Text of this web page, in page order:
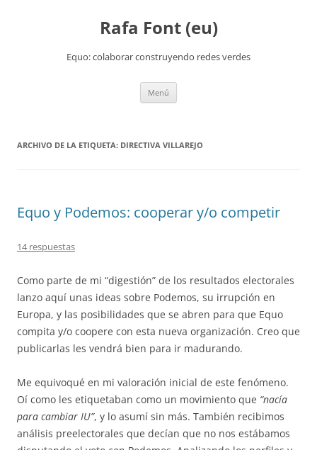
Rafa Font (eu)
Equo: colaborar construyendo redes verdes
Menú
ARCHIVO DE LA ETIQUETA: DIRECTIVA VILLAREJO
Equo y Podemos: cooperar y/o competir
14 respuestas
Como parte de mi “digestión” de los resultados electorales
lanzo aquí unas ideas sobre Podemos, su irrupción en
Europa, y las posibilidades que se abren para que Equo
compita y/o coopere con esta nueva organización. Creo que
publicarlas les vendrá bien para ir madurando.
Me equivoqué en mi valoración inicial de este fenómeno.
Oí como les etiquetaban como un movimiento que “nacía
para cambiar IU”, y lo asumí sin más. También recibimos
análisis preelectorales que decían que no nos estábamos